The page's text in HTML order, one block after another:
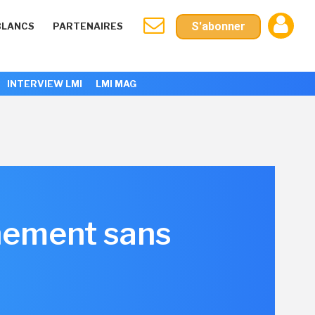
PARTENAIRES S'abonner
INTERVIEW LMI LMI MAG
sans